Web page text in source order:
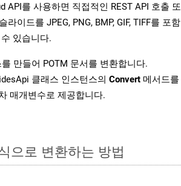
API를 사용하면 직접적인 REST API 호출 또
이드를 JPEG, PNG, BMP, GIF, TIFF를 포함
있습니다.
만들어 POTM 문서를 변환합니다.
클래스 인스턴스의 Convert 메서드를
매개변수로 제공합니다.
으로 변환하는 방법